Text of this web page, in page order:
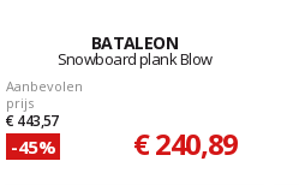
BATALEON
Snowboard plank Blow
Aanbevolen
prijs
€ 443,57
-45% € 240,89